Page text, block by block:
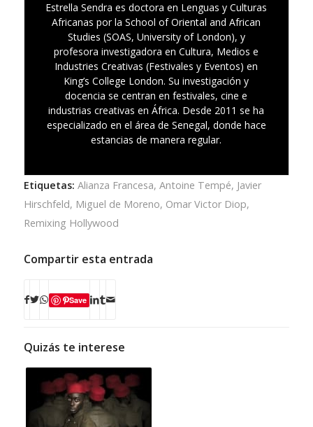
Estrella Sendra es doctora en Lenguas y Culturas
Africanas por la School of Oriental and African
Studies (SOAS, University of London), y
profesora investigadora en Cultura, Medios e
Industries Creativas (Festivales y Eventos) en
King’s College London. Su investigación y
docencia se centran en festivales, cine e
industrias creativas en África. Desde 2011 se ha
especializado en el área de Senegal, donde hace
estancias de manera regular.
Etiquetas: Alianza Francesa, Antoine Tempé, Javier
Hirschfeld, Miguel de Moreno, Omar Victor Diop,
Remixing Hollywood
Compartir esta entrada
Save
Quizás te interese